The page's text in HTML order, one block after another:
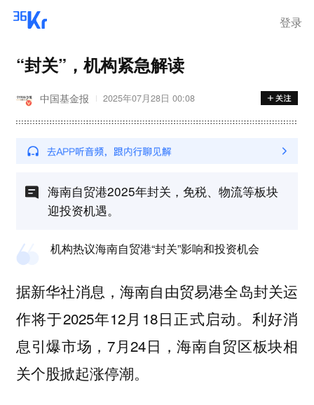
登录
“封关”，机构紧急解读
中国基金报 2025年07月28日 00:08
海南自贸港2025年封关，免税、物流等板块
迎投资机遇。
机构热议海南自贸港“封关”影响和投资机会
据新华社消息，海南自由贸易港全岛封关运
作将于2025年12月18日正式启动。利好消
息引爆市场，7月24日，海南自贸区板块相
关个股掀起涨停潮。